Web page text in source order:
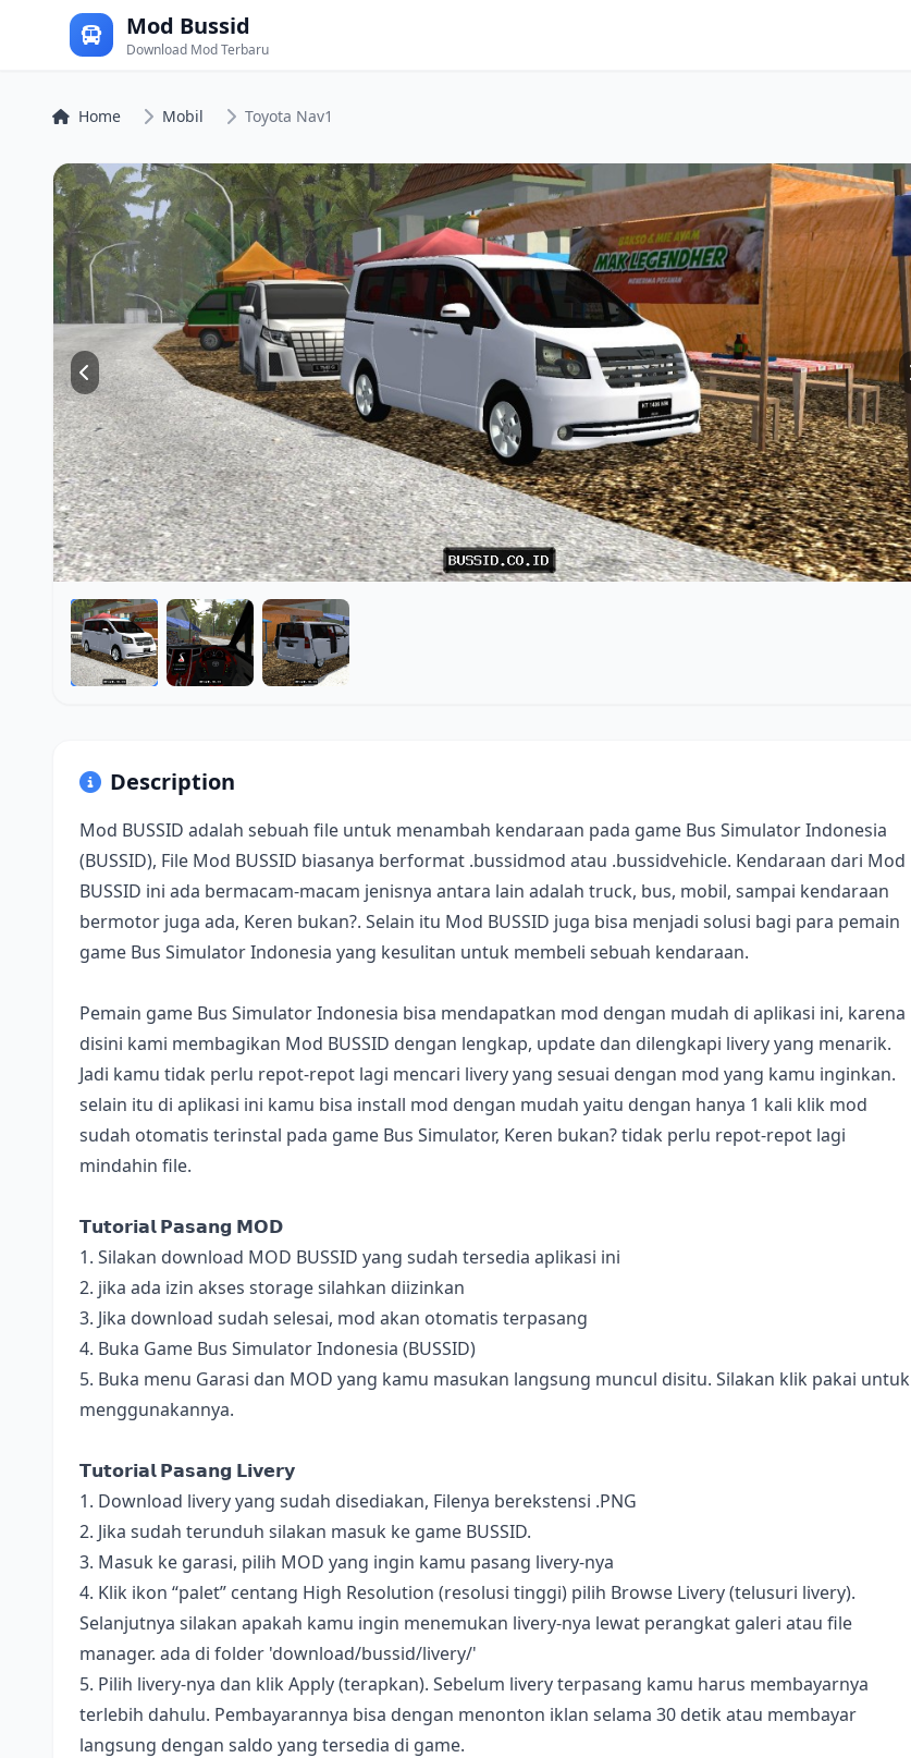
Mod Bussid
Download Mod Terbaru
Home Mobil Toyota Nav1
Description
Mod BUSSID adalah sebuah file untuk menambah kendaraan pada game Bus Simulator Indonesia
(BUSSID), File Mod BUSSID biasanya berformat .bussidmod atau .bussidvehicle. Kendaraan dari Mod
BUSSID ini ada bermacam-macam jenisnya antara lain adalah truck, bus, mobil, sampai kendaraan
bermotor juga ada, Keren bukan?. Selain itu Mod BUSSID juga bisa menjadi solusi bagi para pemain
game Bus Simulator Indonesia yang kesulitan untuk membeli sebuah kendaraan.
Pemain game Bus Simulator Indonesia bisa mendapatkan mod dengan mudah di aplikasi ini, karena
disini kami membagikan Mod BUSSID dengan lengkap, update dan dilengkapi livery yang menarik.
Jadi kamu tidak perlu repot-repot lagi mencari livery yang sesuai dengan mod yang kamu inginkan.
selain itu di aplikasi ini kamu bisa install mod dengan mudah yaitu dengan hanya 1 kali klik mod
sudah otomatis terinstal pada game Bus Simulator, Keren bukan? tidak perlu repot-repot lagi
mindahin file.
𝗧𝘂𝘁𝗼𝗿𝗶𝗮𝗹 𝗣𝗮𝘀𝗮𝗻𝗴 𝗠𝗢𝗗
1. Silakan download MOD BUSSID yang sudah tersedia aplikasi ini
2. jika ada izin akses storage silahkan diizinkan
3. Jika download sudah selesai, mod akan otomatis terpasang
4. Buka Game Bus Simulator Indonesia (BUSSID)
5. Buka menu Garasi dan MOD yang kamu masukan langsung muncul disitu. Silakan klik pakai untuk
menggunakannya.
𝗧𝘂𝘁𝗼𝗿𝗶𝗮𝗹 𝗣𝗮𝘀𝗮𝗻𝗴 𝗟𝗶𝘃𝗲𝗿𝘆
1. Download livery yang sudah disediakan, Filenya berekstensi .PNG
2. Jika sudah terunduh silakan masuk ke game BUSSID.
3. Masuk ke garasi, pilih MOD yang ingin kamu pasang livery-nya
4. Klik ikon “palet” centang High Resolution (resolusi tinggi) pilih Browse Livery (telusuri livery).
Selanjutnya silakan apakah kamu ingin menemukan livery-nya lewat perangkat galeri atau file
manager. ada di folder 'download/bussid/livery/'
5. Pilih livery-nya dan klik Apply (terapkan). Sebelum livery terpasang kamu harus membayarnya
terlebih dahulu. Pembayarannya bisa dengan menonton iklan selama 30 detik atau membayar
langsung dengan saldo yang tersedia di game.